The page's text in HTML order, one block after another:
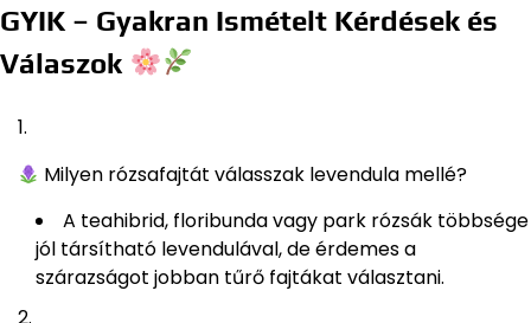
GYIK – Gyakran Ismételt Kérdések és
Válaszok
Milyen rózsafajtát válasszak levendula mellé?
A teahibrid, floribunda vagy park rózsák többsége
jól társítható levendulával, de érdemes a
szárazságot jobban tűrő fajtákat választani.